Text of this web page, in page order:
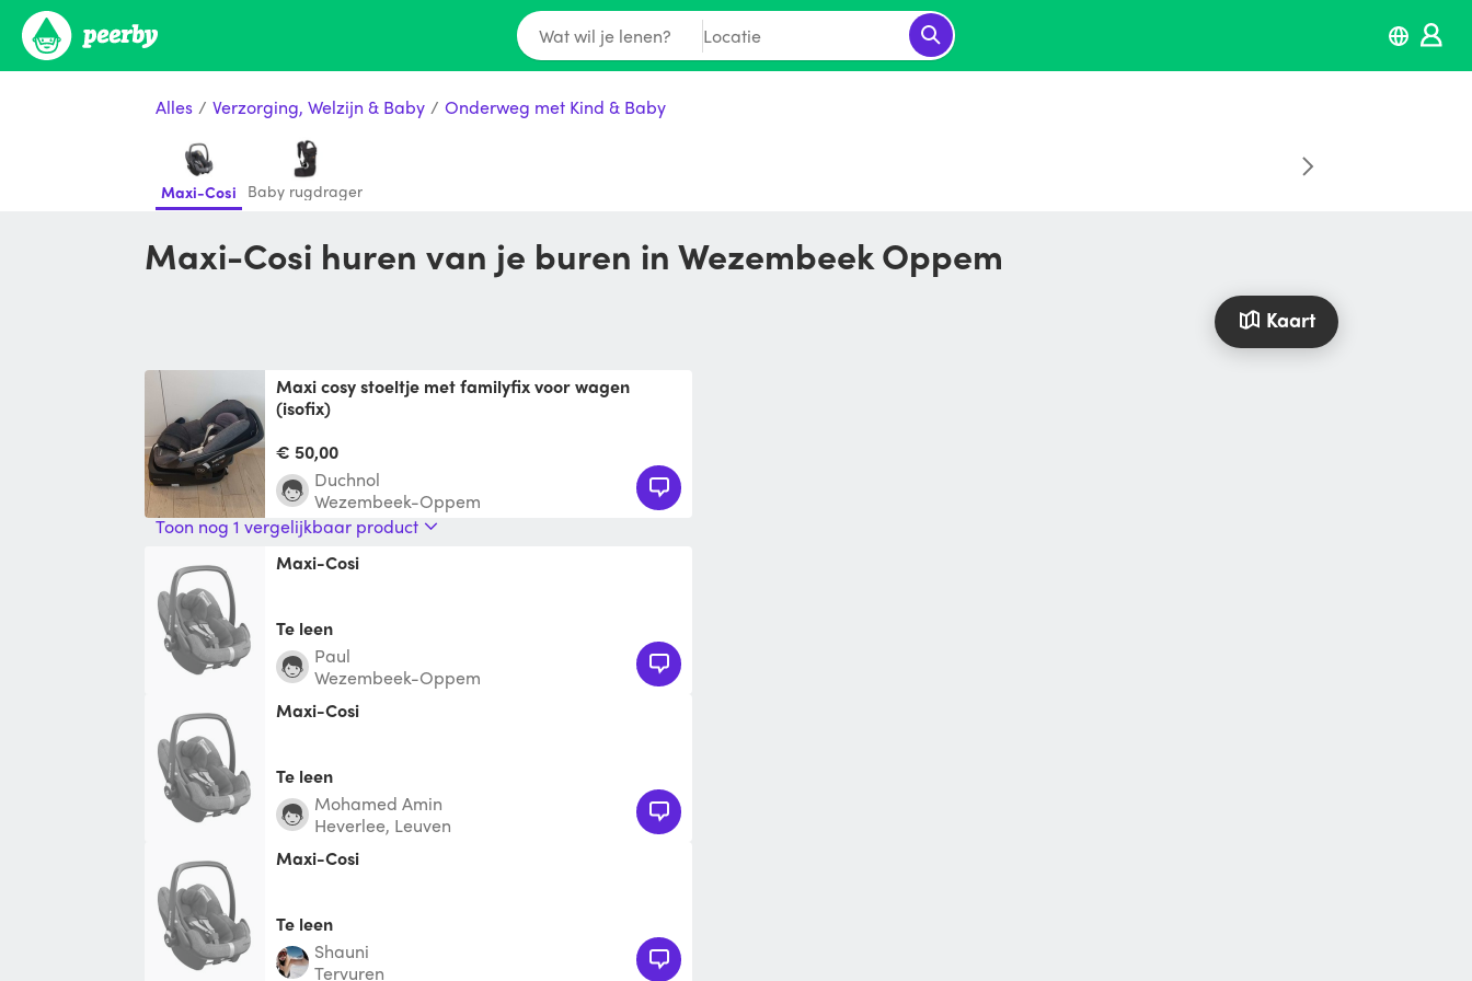
Wat wil je lenen? Locatie
Alles / Verzorging, Welzijn & Baby / Onderweg met Kind & Baby
Maxi-Cosi Baby rugdrager
Maxi-Cosi huren van je buren in Wezembeek Oppem
Kaart
Maxi cosy stoeltje met familyfix voor wagen
(isofix)
Er zijn geen ongelukken mee gebeurt en is zo goe
€ 50,00
Duchnol
Wezembeek-Oppem
Toon nog 1 vergelijkbaar product
Maxi-Cosi
Te leen
paul
Wezembeek-Oppem
Maxi-Cosi
Te leen
Mohamed Amin
Heverlee, Leuven
Maxi-Cosi
Te leen
shauni
Tervuren